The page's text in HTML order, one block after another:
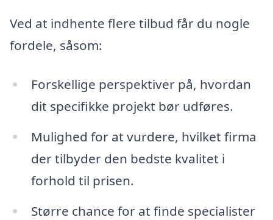
Ved at indhente flere tilbud får du nogle
fordele, såsom:
Forskellige perspektiver på, hvordan
dit specifikke projekt bør udføres.
Mulighed for at vurdere, hvilket firma
der tilbyder den bedste kvalitet i
forhold til prisen.
Større chance for at finde specialister